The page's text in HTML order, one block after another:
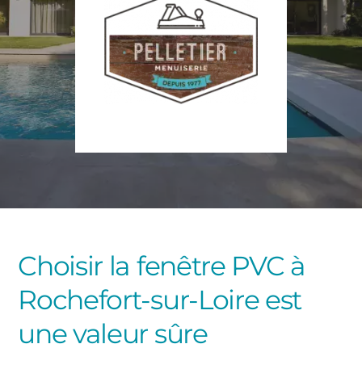
Choisir la fenêtre PVC à
Rochefort-sur-Loire est
une valeur sûre
BOIS
BAIES VITRÉES
PORTES D’ENTRÉELES INTEMPORELLES
LES LUMINEUSES
VOLETS ROULANTS
PERGOLAS
CARPORTS
CLÔTURES